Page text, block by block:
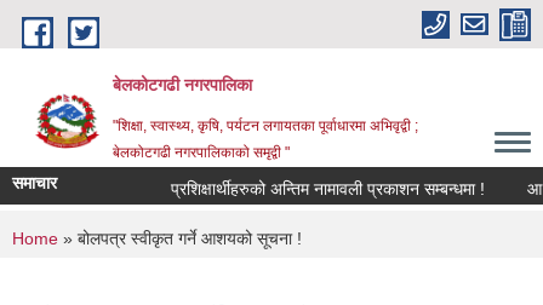
Skip to main content
बेलकोटगढी नगरपालिका
"शिक्षा, स्वास्थ्य, कृषि, पर्यटन लगायतका पूर्वाधारमा अभिवृद्वी ;
बेलकोटगढी नगरपालिकाको समृद्वी "
समाचार प्रशिक्षार्थीहरुको अन्तिम नामावली प्रकाशन सम्बन्धमा ! आ.व.
You are here
Home » बोलपत्र स्वीकृत गर्ने आशयको सूचना !